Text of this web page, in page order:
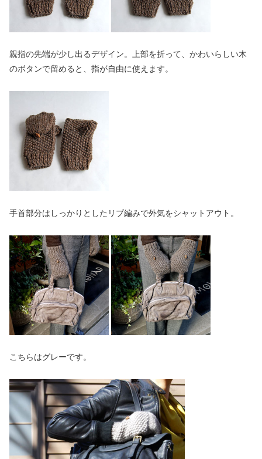
親指の先端が少し出るデザイン。上部を折って、かわいらしい木
のボタンで留めると、指が自由に使えます。
手首部分はしっかりとしたリブ編みで外気をシャットアウト。
こちらはグレーです。